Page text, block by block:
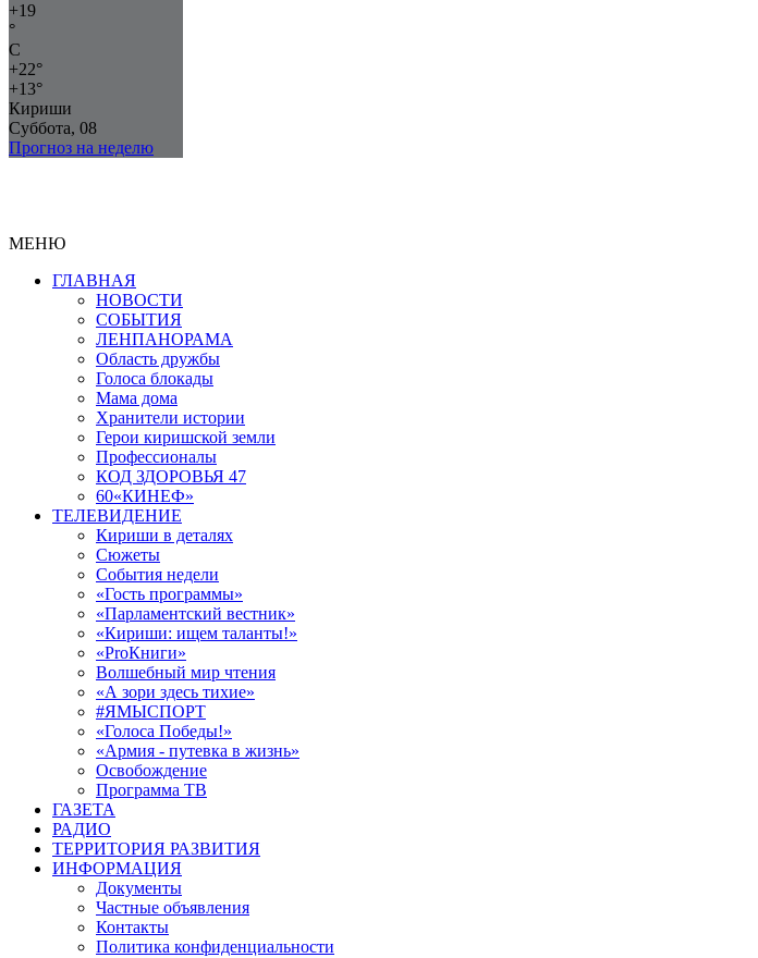
+19
°
C
+22°
+13°
Кириши
Суббота, 08
Прогноз на неделю
МЕНЮ
ГЛАВНАЯ
НОВОСТИ
СОБЫТИЯ
ЛЕНПАНОРАМА
Область дружбы
Голоса блокады
Мама дома
Хранители истории
Герои киришской земли
Профессионалы
КОД ЗДОРОВЬЯ 47
60«КИНЕФ»
ТЕЛЕВИДЕНИЕ
Кириши в деталях
Сюжеты
События недели
«Гость программы»
«Парламентский вестник»
«Кириши: ищем таланты!»
«ProКниги»
Волшебный мир чтения
«А зори здесь тихие»
#ЯМЫСПОРТ
«Голоса Победы!»
«Армия - путевка в жизнь»
Освобождение
Программа ТВ
ГАЗЕТА
РАДИО
ТЕРРИТОРИЯ РАЗВИТИЯ
ИНФОРМАЦИЯ
Документы
Частные объявления
Контакты
Политика конфиденциальности